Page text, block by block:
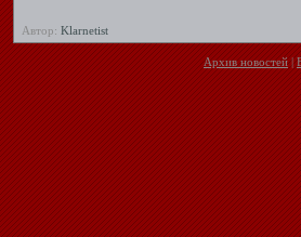
Автор: Klarnetist
Архив новостей |